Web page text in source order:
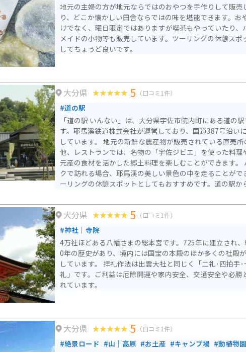
地元の主婦の方が地元ならではのおやつを手作りして販売
り、どこか懐かしい田舎ならではの味を堪能できます。お
けでなく、曜日限定ではありますが喫茶もやっていたり、
メイドの小物等も販売しています。ツーリングの休憩スポ
してちょうど良いです。
大分県 5 （口コミ1件）
#道の駅
「道の駅 いんない」は、大分県宇佐市院内町にある道の駅
す。耶馬溪鉄道株式会社が運営しており、国道387号沿い
しています。 地元の新鮮な農産物が販売されている直売所の
他、レストランでは、名物の「宇佐ジビエ」を使った料理
元産の食材を活かした郷土料理を楽しむことができます。 バイ
クで訪れる場合、耶馬渓の美しい景色の中を走ることがで
ーリングの休憩スポットとしてもおすすめです。道の駅か
利です。 周辺には、国の名勝に指定されている耶馬渓や青の洞
門など、自然豊かな観光スポットが多くあります。また、
ではレンタサイクルの貸し出しも行っているので、耶馬渓
を満喫するサイクリングもおすすめです。道の駅 いんない
地元の美味しいものと美しい自然を満喫できる道の駅です
大分県 5 （口コミ1件）
#神社｜寺院
4万社ほどある八幡さまの総本宮です。725年に建立され
0年の歴史があり、境内には国宝の本殿のほか多くの社殿
しています。 拝礼作法は出雲大社と同じく「二礼･四拍手･
礼」です。ご利益は厄除開運や家内安全、交通安全や必勝
れています。
大分県 5 （口コミ1件）
#絶景ロード #山｜高原 #お土産 #キャンプ場 #動植物園